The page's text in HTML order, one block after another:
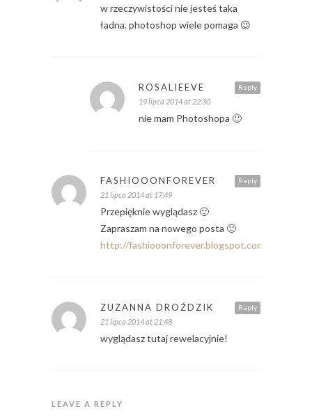
w rzeczywistości nie jesteś taka
ładna. photoshop wiele pomaga 😉
Reply
ROSALIEEVE
19 lipca 2014 at 22:30
nie mam Photoshopa 🙂
Reply
FASHIOOONFOREVER
21 lipca 2014 at 17:49
Przepięknie wyglądasz 🙂
Zapraszam na nowego posta 🙂
http://fashiooonforever.blogspot.com/
Reply
ZUZANNA DROŹDZIK
21 lipca 2014 at 21:48
wyglądasz tutaj rewelacyjnie!
LEAVE A REPLY